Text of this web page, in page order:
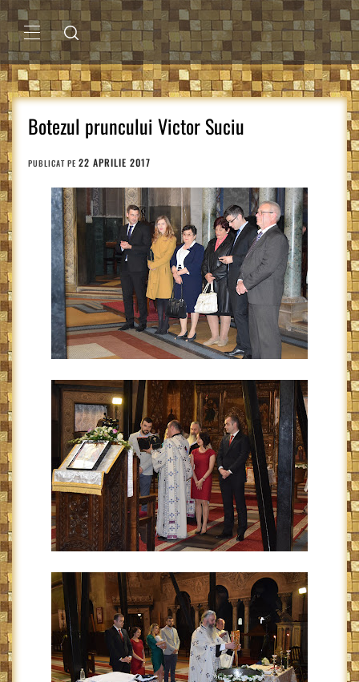
Sari
la
conținutMENIU
PRINCIPAL
Botezul pruncului Victor Suciu
PUBLICAT PE 22 APRILIE 2017